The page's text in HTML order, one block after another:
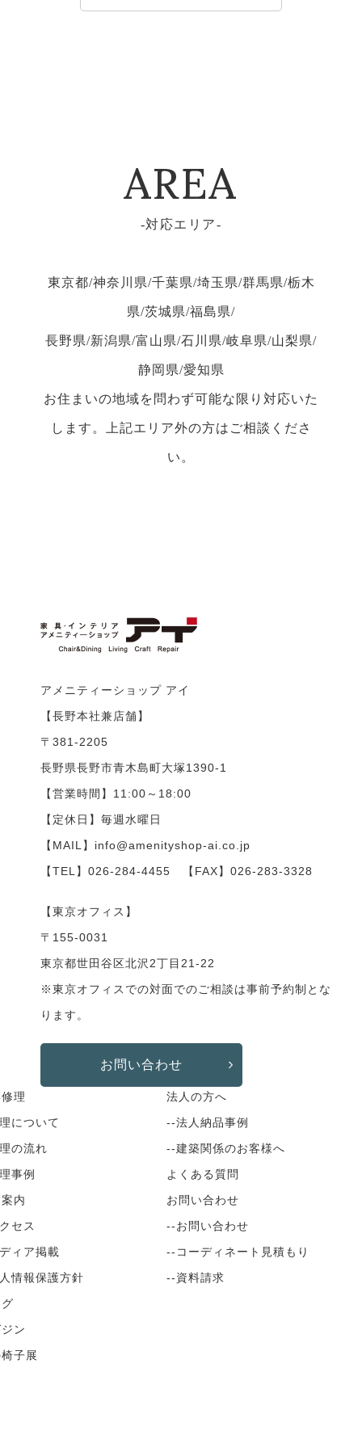
AREA
対応エリア
東京都/神奈川県/千葉県/埼玉県/群馬県/栃木
県/茨城県/福島県/
長野県/新潟県/富山県/石川県/岐阜県/山梨県/
静岡県/愛知県
お住まいの地域を問わず可能な限り対応いた
します。上記エリア外の方はご相談くださ
い。
アメニティーショップ アイ
【長野本社兼店舗】
〒381-2205
長野県長野市青木島町大塚1390-1
【営業時間】11:00～18:00
【定休日】毎週水曜日
【MAIL】info@amenityshop-ai.co.jp
【TEL】 026-284-4455 【FAX】026-283-3328
【東京オフィス】
〒155-0031
東京都世田谷区北沢2丁目21-22
※東京オフィスでの対面でのご相談は事前予約制とな
ります。
お問い合わせ
理
について
の流れ
事例
内
セス
ィア掲載
情報保護方針
ン
子展
法人の方へ
--法人納品事例
--建築関係のお客様へ
よくある質問
お問い合わせ
--お問い合わせ
--コーディネート見積もり
--資料請求